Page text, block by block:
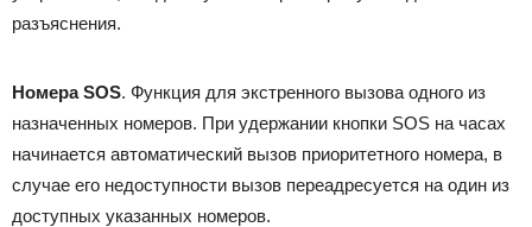
разъяснения.
Номера SOS. Функция для экстренного вызова одного из
назначенных номеров. При удержании кнопки SOS на часах
начинается автоматический вызов приоритетного номера, в
случае его недоступности вызов переадресуется на один из
доступных указанных номеров.